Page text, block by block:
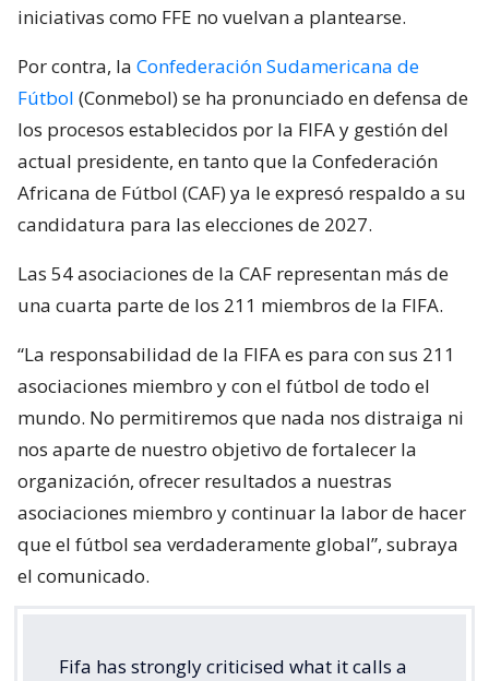
iniciativas como FFE no vuelvan a plantearse.
Por contra, la Confederación Sudamericana de
Fútbol (Conmebol) se ha pronunciado en defensa de
los procesos establecidos por la FIFA y gestión del
actual presidente, en tanto que la Confederación
Africana de Fútbol (CAF) ya le expresó respaldo a su
candidatura para las elecciones de 2027.
Las 54 asociaciones de la CAF representan más de
una cuarta parte de los 211 miembros de la FIFA.
“La responsabilidad de la FIFA es para con sus 211
asociaciones miembro y con el fútbol de todo el
mundo. No permitiremos que nada nos distraiga ni
nos aparte de nuestro objetivo de fortalecer la
organización, ofrecer resultados a nuestras
asociaciones miembro y continuar la labor de hacer
que el fútbol sea verdaderamente global”, subraya
el comunicado.
Fifa has strongly criticised what it calls a